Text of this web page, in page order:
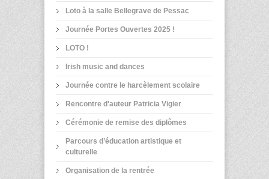
Loto à la salle Bellegrave de Pessac
Journée Portes Ouvertes 2025 !
LOTO !
Irish music and dances
Journée contre le harcèlement scolaire
Rencontre d'auteur Patricia Vigier
Cérémonie de remise des diplômes
Parcours d’éducation artistique et
culturelle
Organisation de la rentrée